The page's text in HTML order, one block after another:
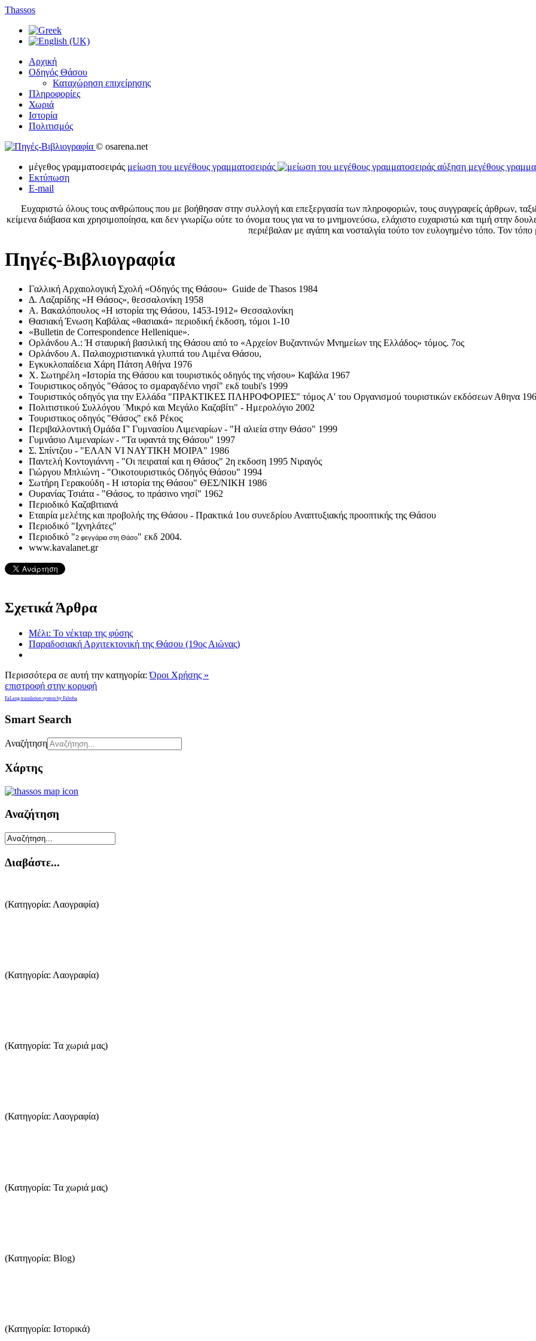
Thassos
Αρχική
Οδηγός Θάσου
Καταχώρηση επιχείρησης
Πληροφορίες
Χωριά
Ιστορία
Πολιτισμός
© osarena.net
μέγεθος γραμματοσειράς μείωση του μεγέθους γραμματοσειράς
αύξηση μεγέθους
Εκτύπωση
E-mail
Ευχαριστώ όλους τους ανθρώπους που με βοήθησαν στην συλλογή και επεξεργασία των πληροφοριών, τους συγγραφείς άρθρων,
κείμενα διάβασα και χρησιμοποίησα, και δεν γνωρίζω ούτε το όνομα τους για να το μνημονεύσω, ελάχιστο ευχαριστώ και τιμή στην
περιέβαλαν με αγάπη και νοσταλγία τούτο τον ευλογημένο τόπο. Τον τόπο
Πηγές-Βιβλιογραφία
Γαλλική Αρχαιολογική Σχολή «Οδηγός της Θάσου» Guide de Τhasοs 1984
Δ. Λαζαρίδης «Η Θάσος», θεσσαλονίκη 1958
Α. Βακαλόπουλος «Η ιστορία της Θάσου, 1453-1912» Θεσσαλονίκη
Θασιακή Ένωση Καβάλας «θασιακά» περιοδική έκδοση, τόμοι 1-10
«Bulletin de Correspondence Ηellenique».
Oρλάνδου Α.: Ή σταυρική βασιλική της Θάσου από το «Αρχείον Βυζαντινών Μνημείων της Ελλάδος» τόμος. 7ος
Oρλάνδου Α. Παλαιοχριστιανικά γλυπτά του Λιμένα Θάσου,
Εγκυκλοπαίδεια Χάρη Πάτση Αθήνα 1976
Χ. Σωτηρέλη «Ιστορία της Θάσου και τουριστικός οδηγός της νήσου» Καβάλα 1967
Τουριστικος οδηγός "Θάσος το σμαραγδένιο νησί" εκδ toubi's 1999
Τουριστικός οδηγός για την Ελλάδα "ΠΡΑΚΤΙΚΕΣ ΠΛΗΡΟΦΟΡΙΕΣ" τόμος Α' του Οργανισμού τουριστικών εκδόσεων Αθηνα
Πολιτιστικού Συλλόγου ¨Μικρό και Μεγάλο Καζαβίτι" - Ημερολόγιο 2002
Τουριστικος οδηγός "Θάσος" εκδ Ρέκος
Περιβαλλοντική Ομάδα Γ' Γυμνασίου Λιμεναρίων - "Η αλιεία στην Θάσο" 1999
Γυμνάσιο Λιμεναρίων - "Τα υφαντά της Θάσου" 1997
Σ. Σπίντζου - "ΕΛΑΝ VI ΝΑΥΤΙΚΗ ΜΟΙΡΑ" 1986
Παντελή Κοντογιάννη - "Οι πειραταί και η Θάσος" 2η εκδοση 1995 Νιραγός
Γιώργου Μπλιώνη - "Οικοτουριστικός Οδηγός Θάσου" 1994
Σωτήρη Γερακούδη - Η ιστορία της Θάσου" ΘΕΣ/ΝΙΚΗ 1986
Ουρανίας Τσιάτα - "Θάσος, το πράσινο νησί" 1962
Περιοδικό Καζαβιτιανά
Εταιρία μελέτης και προβολής της Θάσου - Πρακτικά 1ου συνεδρίου Αναπτυξιακής προοπτικής της Θάσου
Περιοδικό "Ιχνηλάτες"
Περιοδικό "2 φεγγάρια στη Θάσο" εκδ 2004.
www.kavalanet.gr
Σχετικά Άρθρα
Μέλι: Το νέκταρ της φύσης
Παραδοσιακή Αρχιτεκτονική της Θάσου (19ος Αιώνας)
Περισσότερα σε αυτή την κατηγορία:Όροι Χρήσης »
επιστροφή στην κορυφή
FaLang translation system by Faboba
Smart Search
Αναζήτηση
Χάρτης
Αναζήτηση
Διαβάστε...
(Κατηγορία: Λαογραφία)
(Κατηγορία: Λαογραφία)
(Κατηγορία: Τα χωριά μας)
(Κατηγορία: Λαογραφία)
(Κατηγορία: Τα χωριά μας)
(Κατηγορία: Blog)
(Κατηγορία: Ιστορικά)